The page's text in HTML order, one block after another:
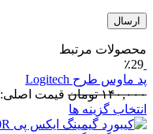
محصولات مرتبط
٪29
پد ماوس طرح Logitech
۱۴۰,۰۰۰ تومان قیمت اصلی: ۱۴۰,۰۰۰ تومان بود.
انتخاب گزینه ها